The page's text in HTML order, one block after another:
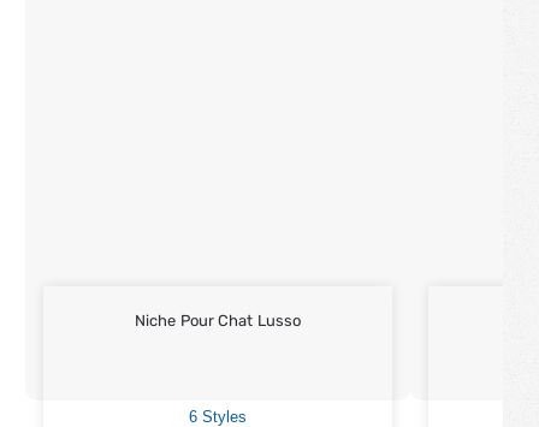
Niche Pour Chat Lusso
6 Styles